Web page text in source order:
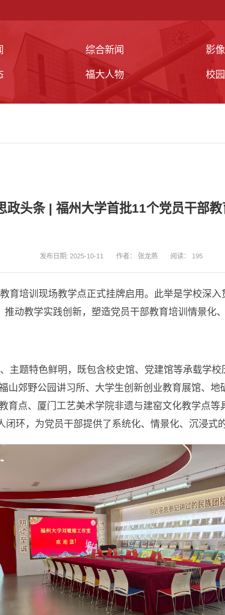
综合新闻 影
福大人物 校
政头条 | 福州大学首批11个党员干部
发布日期: 2025-10-11 作者： 张龙燕 阅读： 195
育培训现场教学点正式挂牌启用。此举是学校深
动教学实践创新，塑造党员干部教育培训情景化
主题特色鲜明，既包含校史馆、党建馆等承载学
山郊野公园讲习所、大学生创新创业教育展馆、
育点、厦门工艺美术学院非遗与建窑文化教学点
闭环，为党员干部提供了系统化、情景化、沉浸式